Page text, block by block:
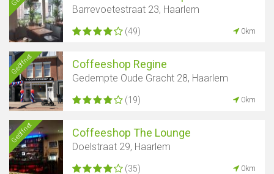
Barrevoetestraat 23, Haarlem
(49) 0km
Geöffnet Coffeeshop Regine
Gedempte Oude Gracht 28, Haarlem
(19) 0km
Geöffnet Coffeeshop The Lounge
Doelstraat 29, Haarlem
(35) 0km